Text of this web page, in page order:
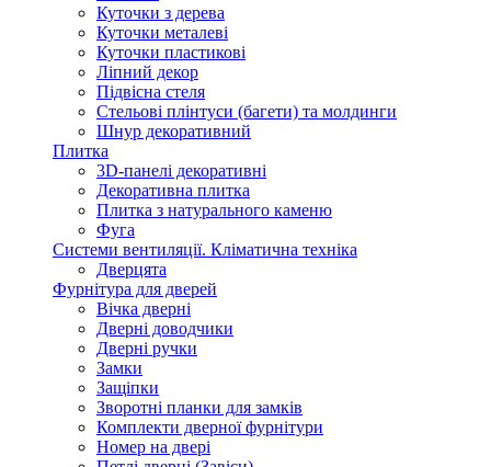
Куточки з дерева
Куточки металеві
Куточки пластикові
Ліпний декор
Підвісна стеля
Стельові плінтуси (багети) та молдинги
Шнур декоративний
Плитка
3D-панелі декоративні
Декоративна плитка
Плитка з натурального каменю
Фуга
Системи вентиляції. Кліматична техніка
Дверцята
Фурнітура для дверей
Вічка дверні
Дверні доводчики
Дверні ручки
Замки
Защіпки
Зворотні планки для замків
Комплекти дверної фурнітури
Номер на двері